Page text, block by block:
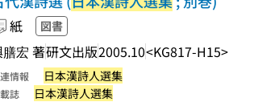
紙 図書
宏 著研文出版2005.10<KG817-H15>
情報 日本漢詩人選集
誌 日本漢詩人選集